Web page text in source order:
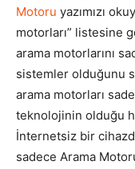
Motoru yazımızı
motorları” listesine
arama motorlarını
sistemler olduğunu
arama motorları
teknolojinin olduğu
İnternetsiz bir
sadece Arama